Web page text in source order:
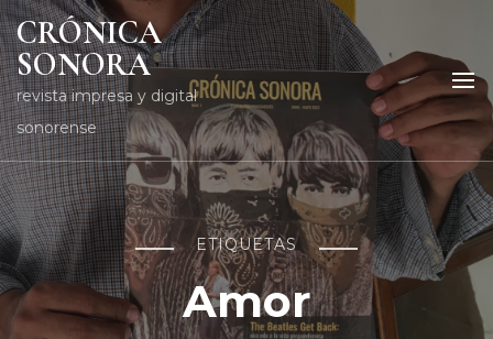
CRÓNICA
SONORA
revista impresa y digital
sonorense
ETIQUETAS
Amor